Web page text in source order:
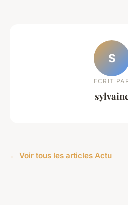
S
ECRIT PAR
← Voir tous les articles Actu